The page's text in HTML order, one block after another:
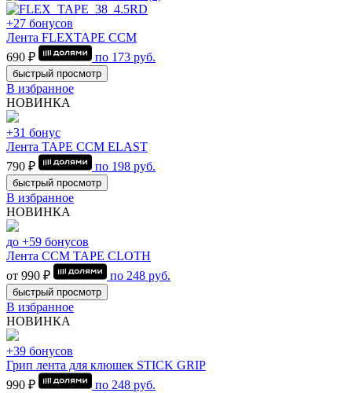
+27 бонусов
Лента FLEXTAPE CCM
690 ₽
по 173 руб.
быстрый просмотр
В избранное
НОВИНКА
+31 бонус
Лента TAPE CCM ELAST
790 ₽
по 198 руб.
быстрый просмотр
В избранное
НОВИНКА
до +59 бонусов
Лента CCM TAPE CLOTH
от 990 ₽
по 248 руб.
быстрый просмотр
В избранное
НОВИНКА
+39 бонусов
Грип лента для клюшек STICK GRIP
990 ₽
по 248 руб.